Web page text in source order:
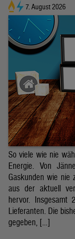
7. August 2026
So viele wie nie
Energie. Von
Gaskunden wie nie
aus der aktuell
hervor. Insgesamt
Lieferanten. Die
gegeben, […]